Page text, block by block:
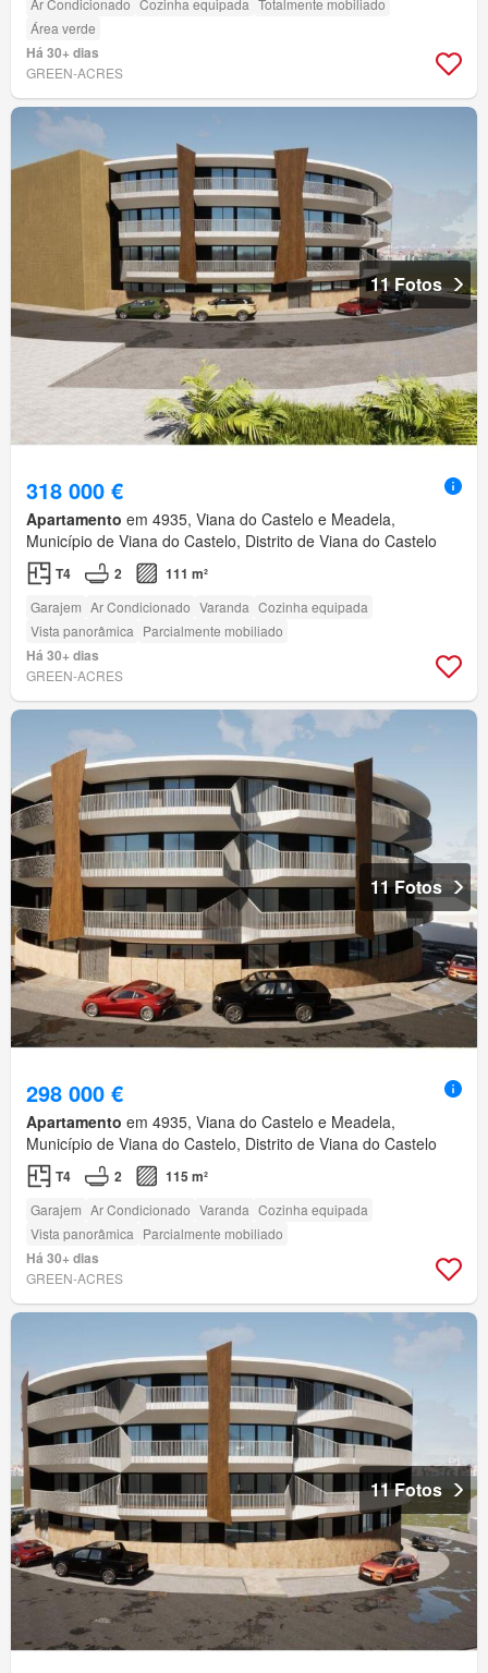
Ar Condicionado Cozinha equipada Totalmente mobiliado
Área verde
Há 30+ dias
GREEN-ACRES
11 Fotos
318 000 €
Apartamento em 4935, Viana do Castelo e Meadela,
Município de Viana do Castelo, Distrito de Viana do Castelo
T4 2 111 m²
Garajem Ar Condicionado Varanda Cozinha equipada
Vista panorâmica Parcialmente mobiliado
Há 30+ dias
GREEN-ACRES
11 Fotos
298 000 €
Apartamento em 4935, Viana do Castelo e Meadela,
Município de Viana do Castelo, Distrito de Viana do Castelo
T4 2 115 m²
Garajem Ar Condicionado Varanda Cozinha equipada
Vista panorâmica Parcialmente mobiliado
Há 30+ dias
GREEN-ACRES
11 Fotos